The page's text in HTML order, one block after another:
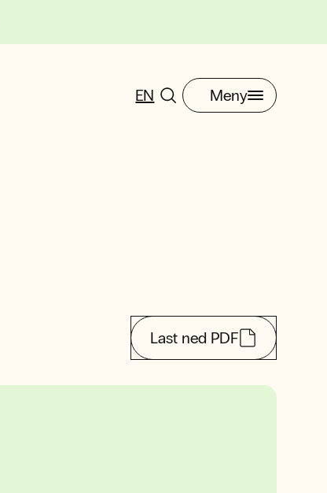
EN Meny
Last ned PDF